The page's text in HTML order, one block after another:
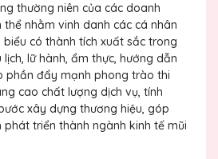
thường niên của các doanh
nhằm vinh danh các cá nhân
có thành tích xuất sắc trong
lữ hành, ẩm thực, hướng dẫn
phần đẩy mạnh phong trào thi
cao chất lượng dịch vụ, tính
xây dựng thương hiệu, góp
triển thành ngành kinh tế mũi